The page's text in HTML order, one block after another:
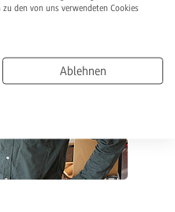
den von uns verwendeten Cookies
Ablehnen